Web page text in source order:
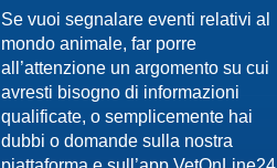
Se vuoi segnalare eventi relativi al
mondo animale, far porre
all’attenzione un argomento su cui
avresti bisogno di informazioni
qualificate, o semplicemente hai
dubbi o domande sulla nostra